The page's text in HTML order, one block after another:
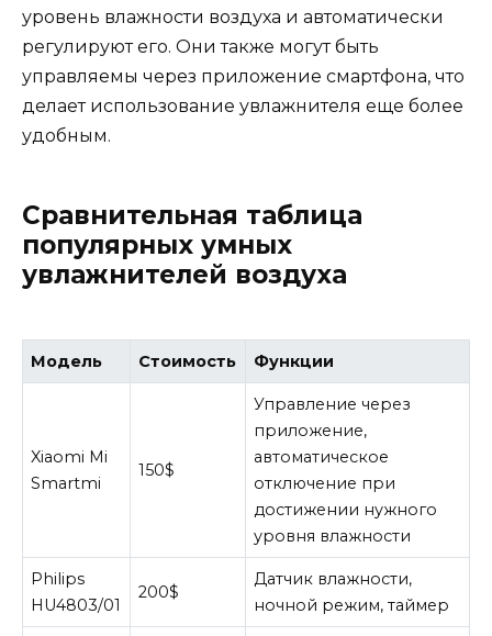
уровень влажности воздуха и автоматически
регулируют его. Они также могут быть
управляемы через приложение смартфона, что
делает использование увлажнителя еще более
удобным.
Сравнительная таблица
популярных умных
увлажнителей воздуха
Модель Стоимость Функции
Xiaomi Mi
Smartmi
150$
Управление через
приложение,
автоматическое
отключение при
достижении нужного
уровня влажности
Philips
HU4803/01
200$
Датчик влажности,
ночной режим, таймер